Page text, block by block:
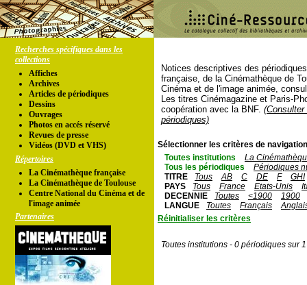
Recherches spécifiques dans les
collections
Affiches
Archives
Articles de périodiques
Dessins
Ouvrages
Photos en accés réservé
Revues de presse
Vidéos (DVD et VHS)
Répertoires
La Cinémathèque française
La Cinémathèque de Toulouse
Centre National du Cinéma et de
l'image animée
Partenaires
Notices descriptives des
française, de la Cinémathèque de
Cinéma et de l'image animée,
Les titres Cinémagazine et Paris-
coopération avec la BNF.
périodiques)
Sélectionner les critères de
Toutes institutions
La
Tous les périodiques
Périodiques
TITRE
Tous AB C DE F
GHI
PAYS
Tous France Etats-Unis
DECENNIE
Toutes <1900
1900
LANGUE
Toutes Français
Réinitialiser les critères
Toutes institutions - 0 périodiques sur